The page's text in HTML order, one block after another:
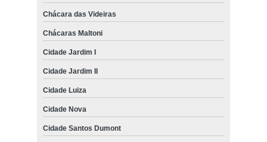
Chácara das Videiras
Chácaras Maltoni
Cidade Jardim I
Cidade Jardim II
Cidade Luiza
Cidade Nova
Cidade Santos Dumont